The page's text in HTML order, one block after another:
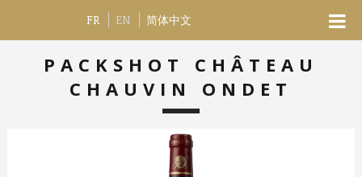
FR EN 简体中文
PACKSHOT CHÂTEAU
CHAUVIN ONDET